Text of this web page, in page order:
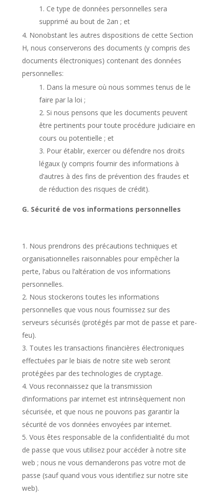
Ce type de données personnelles sera
supprimé au bout de 2an ; et
Nonobstant les autres dispositions de cette Section
H, nous conserverons des documents (y compris des
documents électroniques) contenant des données
personnelles:
Dans la mesure où nous sommes tenus de le
faire par la loi ;
Si nous pensons que les documents peuvent
être pertinents pour toute procédure judiciaire en
cours ou potentielle ; et
Pour établir, exercer ou défendre nos droits
légaux (y compris fournir des informations à
d’autres à des fins de prévention des fraudes et
de réduction des risques de crédit).
G. Sécurité de vos informations personnelles
Nous prendrons des précautions techniques et
organisationnelles raisonnables pour empêcher la
perte, l’abus ou l’altération de vos informations
personnelles.
Nous stockerons toutes les informations
personnelles que vous nous fournissez sur des
serveurs sécurisés (protégés par mot de passe et pare-
feu).
Toutes les transactions financières électroniques
effectuées par le biais de notre site web seront
protégées par des technologies de cryptage.
Vous reconnaissez que la transmission
d’informations par internet est intrinsèquement non
sécurisée, et que nous ne pouvons pas garantir la
sécurité de vos données envoyées par internet.
Vous êtes responsable de la confidentialité du mot
de passe que vous utilisez pour accéder à notre site
web ; nous ne vous demanderons pas votre mot de
passe (sauf quand vous vous identifiez sur notre site
web).